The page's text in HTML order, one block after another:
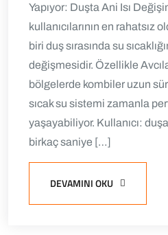
Yapıyor: Duşta Ani Isı
kullanıcılarının en rahatsız
biri duş sırasında su
değişmesidir. Özellikle
bölgelerde kombiler uzun
sıcak su sistemi zamanla
yaşayabiliyor. Kullanıcı:
birkaç saniye […]
DEVAMINI OKU